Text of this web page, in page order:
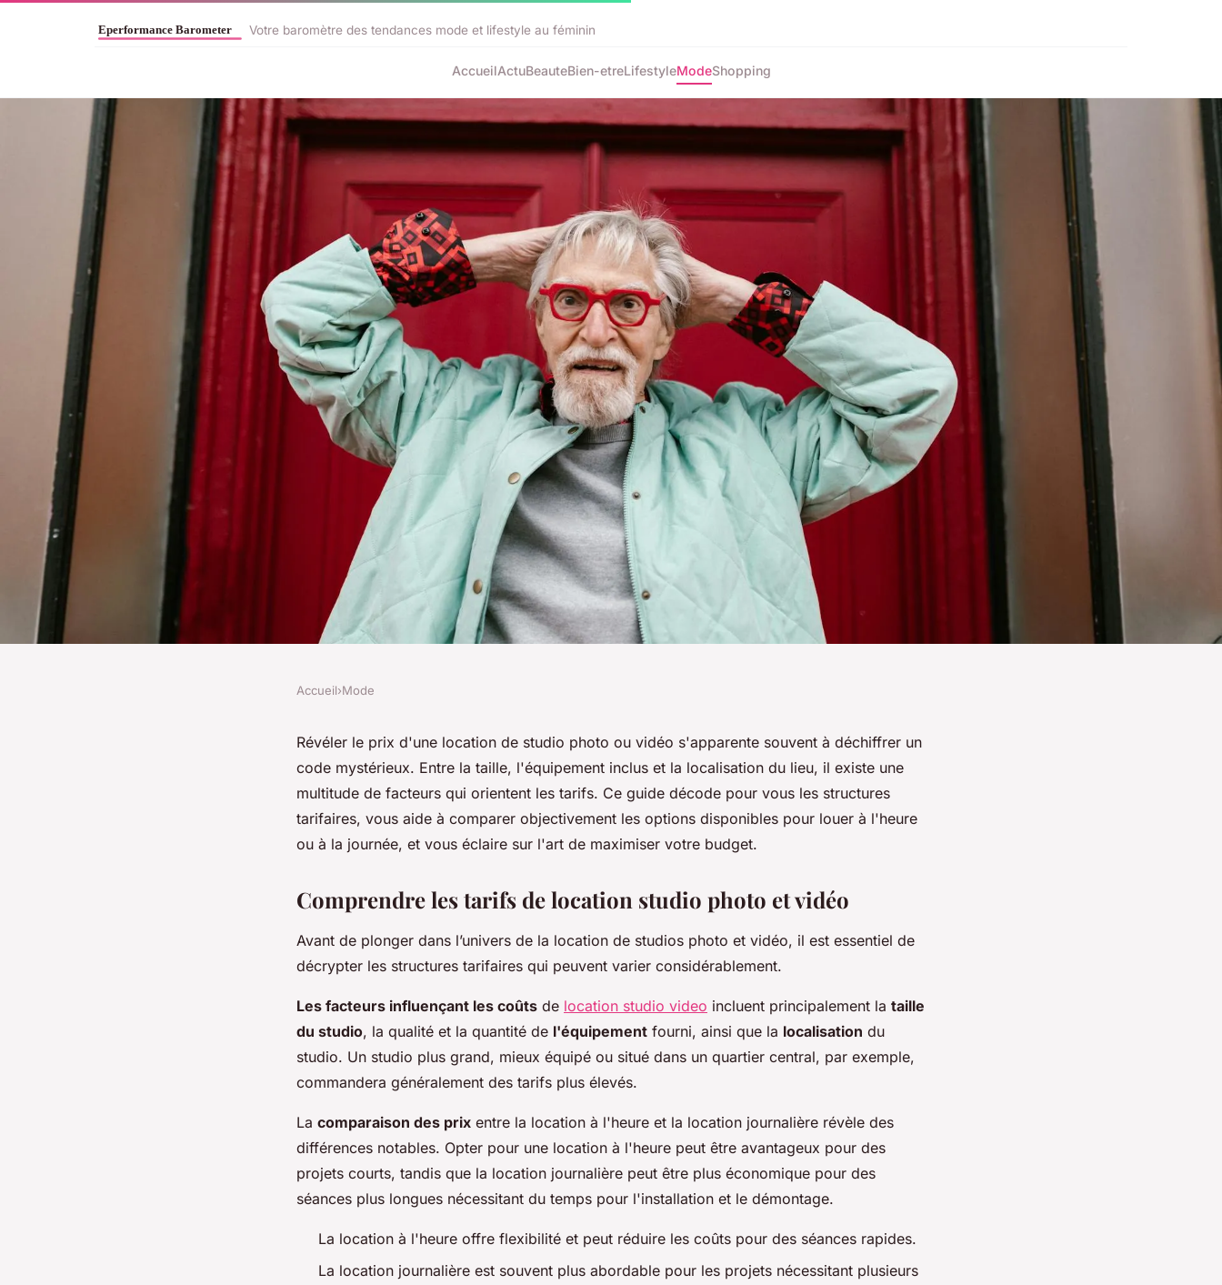
Votre baromètre des tendances mode et lifestyle au féminin
AccueilActuBeauteBien-etreLifestyleModeShopping
Quel est le prix d'une location studio
Accueil›Mode
Révéler le prix d'une location de studio photo ou vidéo s'apparente souvent à déchiffrer un
code mystérieux. Entre la taille, l'équipement inclus et la localisation du lieu, il existe une
multitude de facteurs qui orientent les tarifs. Ce guide décode pour vous les structures
tarifaires, vous aide à comparer objectivement les options disponibles pour louer à l'heure
ou à la journée, et vous éclaire sur l'art de maximiser votre budget.
Comprendre les tarifs de location studio photo et vidéo
Avant de plonger dans l’univers de la location de studios photo et vidéo, il est essentiel de
décrypter les structures tarifaires qui peuvent varier considérablement.
Les facteurs influençant les coûts de location studio video incluent principalement la taille
du studio, la qualité et la quantité de l'équipement fourni, ainsi que la localisation du
studio. Un studio plus grand, mieux équipé ou situé dans un quartier central, par exemple,
commandera généralement des tarifs plus élevés.
La comparaison des prix entre la location à l'heure et la location journalière révèle des
différences notables. Opter pour une location à l'heure peut être avantageux pour des
projets courts, tandis que la location journalière peut être plus économique pour des
séances plus longues nécessitant du temps pour l'installation et le démontage.
La location à l'heure offre flexibilité et peut réduire les coûts pour des séances rapides.
La location journalière est souvent plus abordable pour les projets nécessitant plusieurs